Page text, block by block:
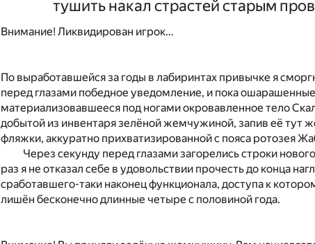
тушить накал страстей старым
Внимание! Ликвидирован игрок…
По выработавшейся за годы в лабиринтах привычке я
перед глазами победное уведомление, и пока
материализовавшееся под ногами окровавленное тело
добытой из инвентаря зелёной жемчужиной, запив её тут
фляжки, аккуратно прихватизированной с пояса ротозея
Через секунду перед глазами загорелись строки
раз я не отказал себе в удовольствии прочесть до конца
сработавшего-таки наконец функционала, доступа к
лишён бесконечно длинные четыре с половиной года.